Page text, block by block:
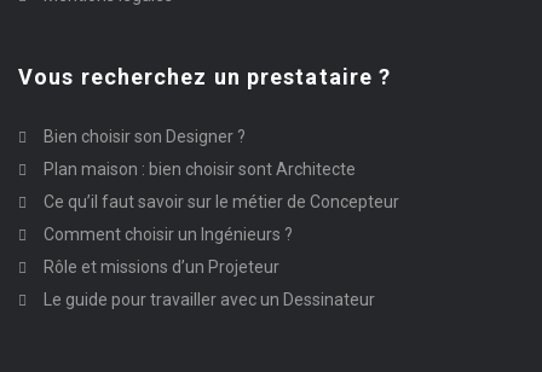
Vous recherchez un prestataire ?
Bien choisir son Designer ?
Plan maison : bien choisir sont Architecte
Ce qu’il faut savoir sur le métier de Concepteur
Comment choisir un Ingénieurs ?
Rôle et missions d’un Projeteur
Le guide pour travailler avec un Dessinateur